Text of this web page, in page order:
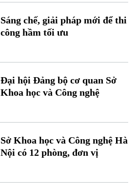
Sáng chế, giải pháp mới để thi
công hầm tối ưu
Đại hội Đảng bộ cơ quan Sở
Khoa học và Công nghệ
Sở Khoa học và Công nghệ Hà
Nội có 12 phòng, đơn vị